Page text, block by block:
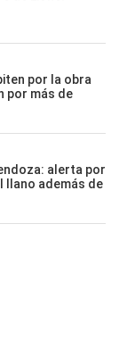
por la obra
por más de
alerta por
llano además de